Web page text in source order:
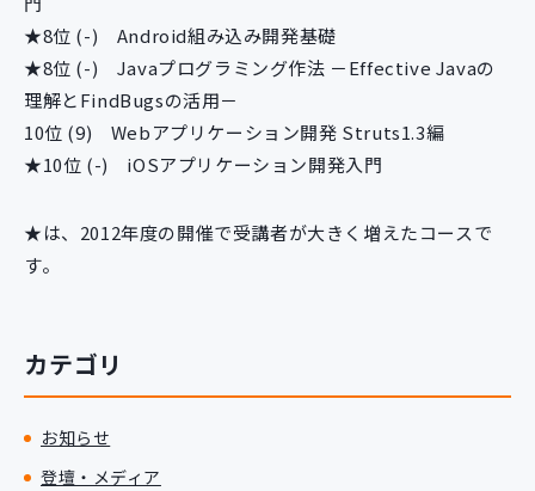
★8位 (-) Android組み込み開発基礎
★8位 (-) Javaプログラミング作法 －Effective Javaの
理解とFindBugsの活用－
10位 (9) Webアプリケーション開発 Struts1.3編
★10位 (-) iOSアプリケーション開発入門
★は、2012年度の開催で受講者が大きく増えたコースで
す。
カテゴリ
お知らせ
登壇・メディア